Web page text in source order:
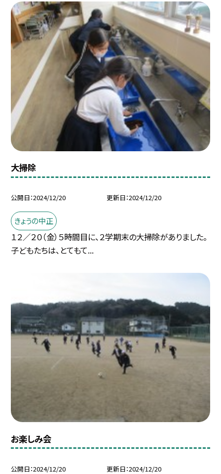
大掃除
公開日 2024/12/20 更新日 2024/12/20
きょうの中正
１２／２０（金）５時間目に、２学期末の大掃除がありました。
子どもたちは、とてもて...
お楽しみ会
公開日 2024/12/20 更新日 2024/12/20